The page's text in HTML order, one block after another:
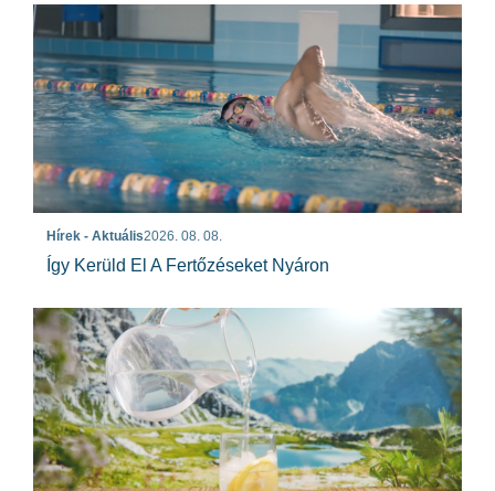
Hírek - Aktuális2026. 08. 08.
Így Kerüld El A Fertőzéseket Nyáron